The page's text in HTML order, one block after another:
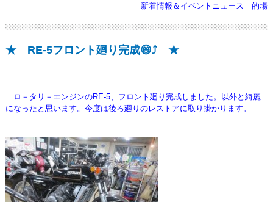
新着情報＆イベントニュース
的場
★ RE-5フロント廻り完成😄⤴️ ★
ロ－タリ－エンジンのRE-5、フロント廻り完成しました。以外と綺麗
になったと思います。今度は後ろ廻りのレストアに取り掛かります。